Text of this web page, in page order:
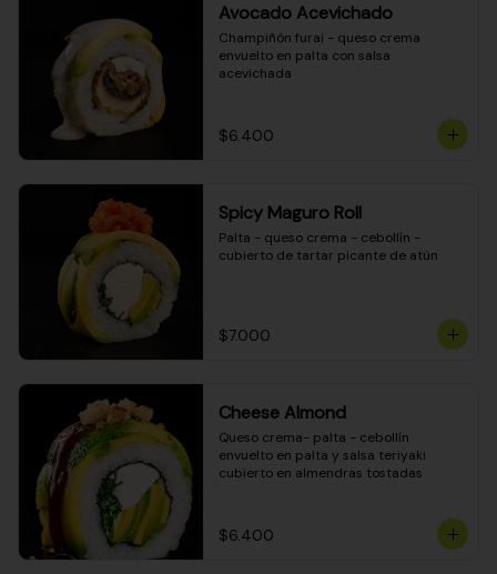
Avocado Acevichado
Champiñón furai - queso crema
envuelto en palta con salsa
acevichada
$6.400
Spicy Maguro Roll
Palta - queso crema - cebollín -
cubierto de tartar picante de atún
$7.000
Cheese Almond
Queso crema- palta - cebollín
envuelto en palta y salsa teriyaki
cubierto en almendras tostadas
$6.400